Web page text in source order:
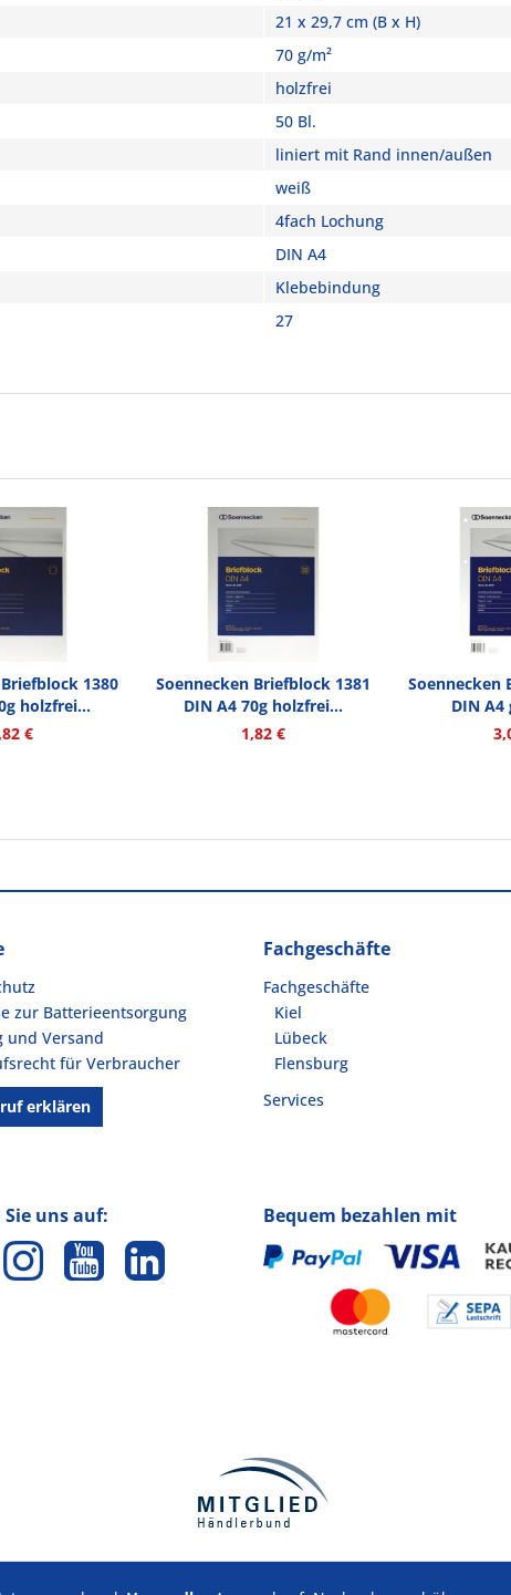
21 x 29,7 cm (B x H)
70 g/m²
holzfrei
50 Bl.
liniert mit Rand innen/außen
weiß
4fach Lochung
DIN A4
Klebebindung
27
1380
holzfrei...
€
Soennecken Briefblock 1381
DIN A4 70g holzfrei...
1,82 €
Soennecken
DIN A4
zur Batterieentsorgung
und Versand
für Verbraucher
erklären
Fachgeschäfte
Fachgeschäfte
Kiel
Lübeck
Flensburg
Services
Sie uns auf: Bequem bezahlen mit